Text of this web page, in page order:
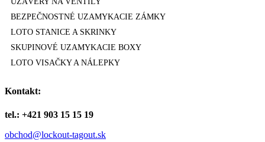
BEZPEČNOSTNÉ UZAMYKACIE ZÁMKY
LOTO STANICE A SKRINKY
SKUPINOVÉ UZAMYKACIE BOXY
LOTO VISAČKY A NÁLEPKY
Kontakt:
tel.: +421 903 15 15 19
obchod@lockout-tagout.sk